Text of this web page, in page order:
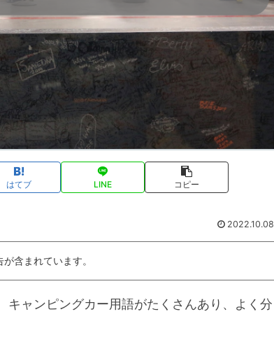
はてブ LINE コピー
2022.10.08
含まれています。
ャンピングカー用語がたくさんあり、よく分